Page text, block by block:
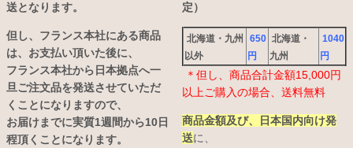
送となります。
但し、フランス本社にある商品
は、お支払い頂いた後に、
フランス本社から日本拠点へ一
旦ご注文品を発送させていただ
くことになりますので、
お届けまでに実質1週間から10日
程頂くことになります。
定）
北海道・九州
以外
650
円
北海道・
九州
1040
円
＊但し、商品合計金額15,000円
以上ご購入の場合、送料無料
商品金額及び、日本国内向け発
送に、